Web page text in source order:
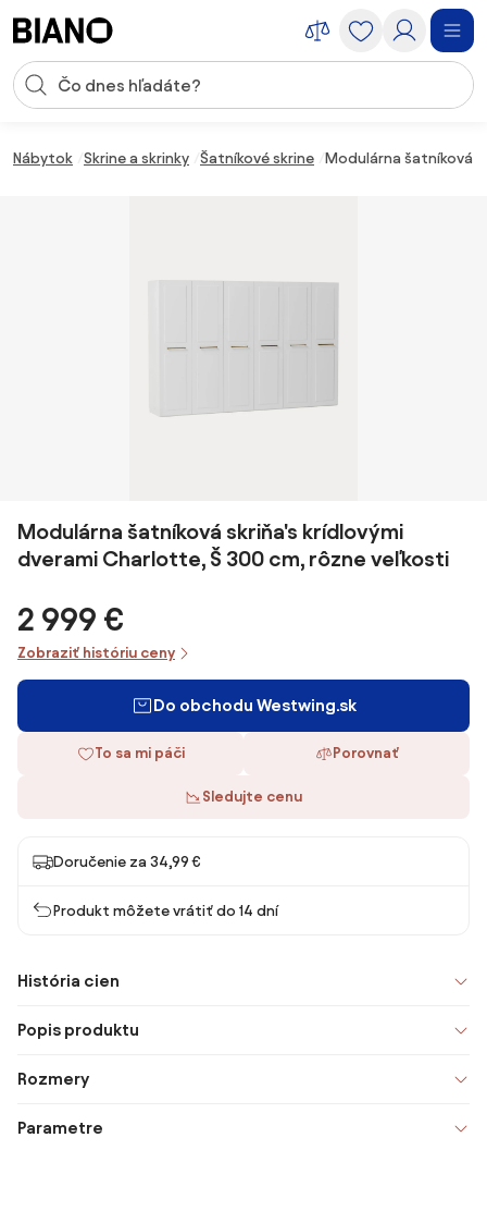
Vstup pre vyhľadávanie
Nábytok Skrine a skrinky Šatníkové skrine Modulárna šatníková
Modulárna šatníková skriňa's krídlovými
dverami Charlotte, Š 300 cm, rôzne veľkosti
2 999 €
Zobraziť históriu ceny
Do obchodu Westwing.sk
To sa mi páči Porovnať
Sledujte cenu
Doručenie za 34,99 €
Produkt môžete vrátiť do 14 dní
História cien
Popis produktu
Rozmery
Parametre